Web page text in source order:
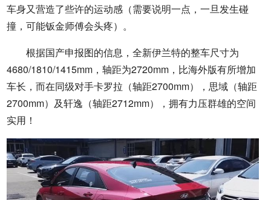
车身又营造了些许的运动感（需要说明一点，一旦发生碰
撞，可能钣金师傅会头疼）。
根据国产申报图的信息，全新伊兰特的整车尺寸为
4680/1810/1415mm，轴距为2720mm，比海外版有所增加
车长，而在同级对手卡罗拉（轴距2700mm），思域（轴距
2700mm）及轩逸（轴距2712mm），拥有力压群雄的空间
实用！